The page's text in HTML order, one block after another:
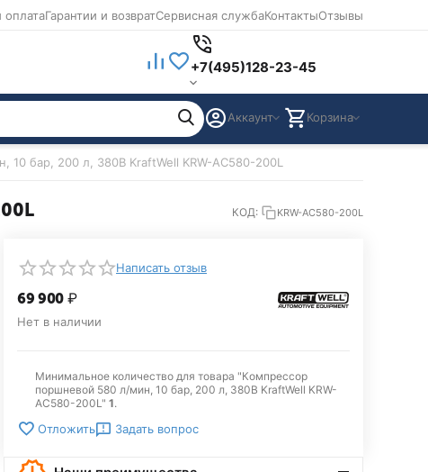
оплатаГарантии и возвратСервисная службаКонтактыОтзывы
+7(495)128-23-45
Аккаунт Корзина
бар, 200 л, 380В KraftWell KRW-AC580-200L
КОД: KRW-AC580-200L
Написать отзыв
69 900 ₽
Нет в наличии
Минимальное количество для товара "Компрессор
поршневой 580 л/мин, 10 бар, 200 л, 380В KraftWell KRW-
AC580-200L" 1.
Отложить Задать вопрос